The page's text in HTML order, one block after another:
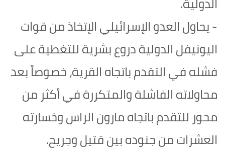
- يحاول العدو الإسرائيلي الإتخاذ من قوات
اليونيفل الدولية دروع بشرية للتغطية على
فشله في التقدم باتجاه القرية، خصوصاً بعد
محاولاته الفاشلة والمتكررة في أكثر من
محور للتقدم باتجاه مارون الراس وخسارته
العشرات من جنوده بين قتيل وجريح.